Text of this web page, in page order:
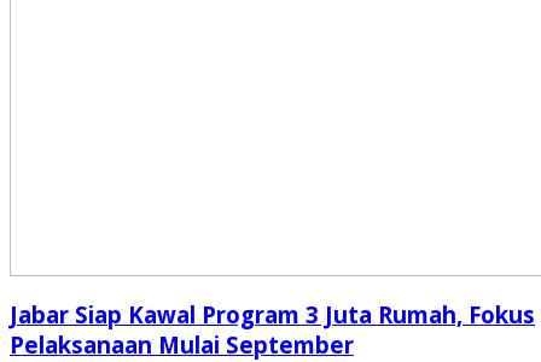
Jabar Siap Kawal Program 3 Juta Rumah, Fokus
Pelaksanaan Mulai September